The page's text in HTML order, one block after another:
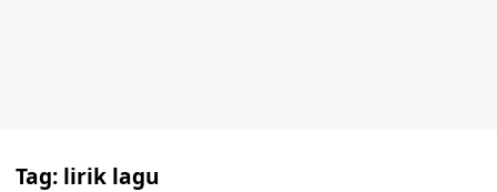
Tag: lirik lagu